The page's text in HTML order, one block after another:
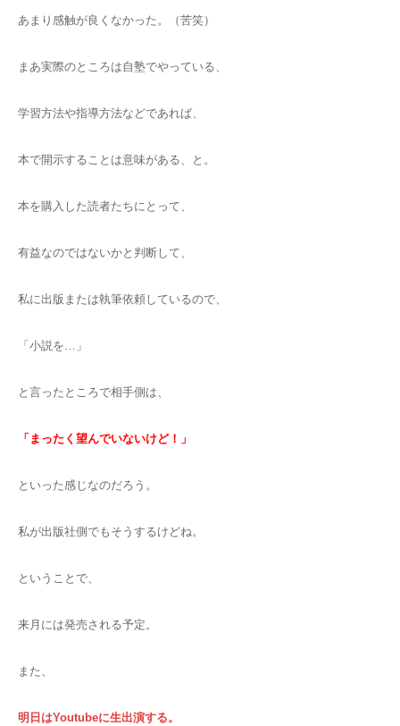
あまり感触が良くなかった。（苦笑）
まあ実際のところは自塾でやっている、
学習方法や指導方法などであれば、
本で開示することは意味がある、と。
本を購入した読者たちにとって、
有益なのではないかと判断して、
私に出版または執筆依頼しているので、
「小説を…」
と言ったところで相手側は、
「まったく望んでいないけど！」
といった感じなのだろう。
私が出版社側でもそうするけどね。
ということで、
来月には発売される予定。
また、
明日はYoutubeに生出演する。